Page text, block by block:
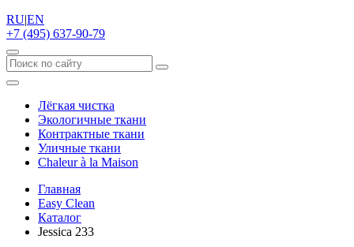
RU|EN
+7 (495) 637-90-79
Лёгкая чистка
Экологичные ткани
Контрактные ткани
Уличные ткани
Сhaleur à la Maison
Главная
Easy Clean
Каталог
Jessica 233